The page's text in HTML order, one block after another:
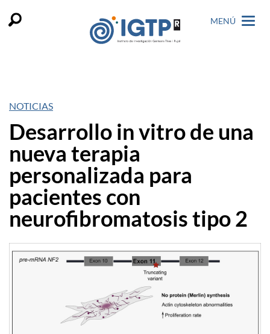
MENÚ
NOTICIAS
Desarrollo in vitro de una
nueva terapia
personalizada para
pacientes con
neurofibromatosis tipo 2